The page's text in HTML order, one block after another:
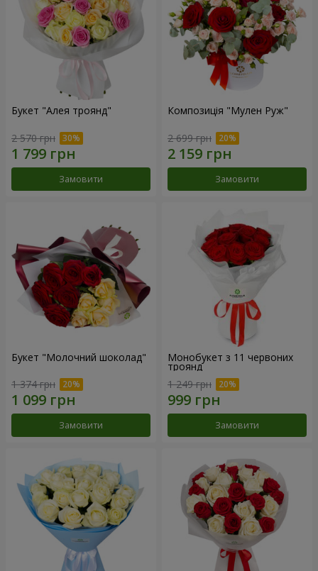
Букет "Алея троянд"
2 570 грн
Замовити
Композиція "Мулен Руж"
2 699 грн
Замовити
Букет "Молочний шоколад"
1 374 грн
Замовити
Монобукет з 11 червоних
троянд
1 249 грн
Замовити